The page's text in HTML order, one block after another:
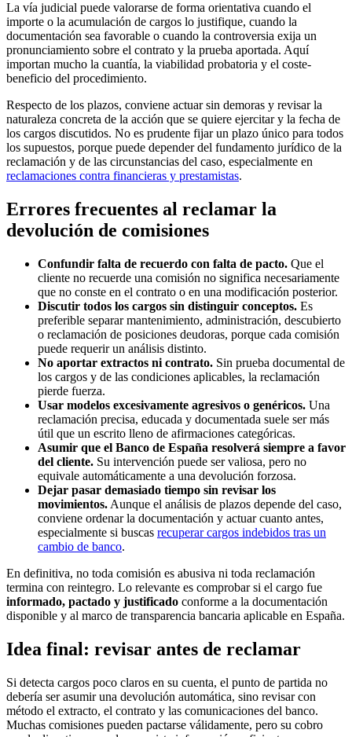
La vía judicial puede valorarse de forma orientativa cuando el
importe o la acumulación de cargos lo justifique, cuando la
documentación sea favorable o cuando la controversia exija un
pronunciamiento sobre el contrato y la prueba aportada. Aquí
importan mucho la cuantía, la viabilidad probatoria y el coste-
beneficio del procedimiento.
Respecto de los plazos, conviene actuar sin demoras y revisar la
naturaleza concreta de la acción que se quiere ejercitar y la fecha de
los cargos discutidos. No es prudente fijar un plazo único para todos
los supuestos, porque puede depender del fundamento jurídico de la
reclamación y de las circunstancias del caso, especialmente en
reclamaciones contra financieras y prestamistas.
Errores frecuentes al reclamar la
devolución de comisiones
Confundir falta de recuerdo con falta de pacto. Que el
cliente no recuerde una comisión no significa necesariamente
que no conste en el contrato o en una modificación posterior.
Discutir todos los cargos sin distinguir conceptos. Es
preferible separar mantenimiento, administración, descubierto
o reclamación de posiciones deudoras, porque cada comisión
puede requerir un análisis distinto.
No aportar extractos ni contrato. Sin prueba documental de
los cargos y de las condiciones aplicables, la reclamación
pierde fuerza.
Usar modelos excesivamente agresivos o genéricos. Una
reclamación precisa, educada y documentada suele ser más
útil que un escrito lleno de afirmaciones categóricas.
Asumir que el Banco de España resolverá siempre a favor
del cliente. Su intervención puede ser valiosa, pero no
equivale automáticamente a una devolución forzosa.
Dejar pasar demasiado tiempo sin revisar los
movimientos. Aunque el análisis de plazos depende del caso,
conviene ordenar la documentación y actuar cuanto antes,
especialmente si buscas recuperar cargos indebidos tras un
cambio de banco.
En definitiva, no toda comisión es abusiva ni toda reclamación
termina con reintegro. Lo relevante es comprobar si el cargo fue
informado, pactado y justificado conforme a la documentación
disponible y al marco de transparencia bancaria aplicable en España.
Idea final: revisar antes de reclamar
Si detecta cargos poco claros en su cuenta, el punto de partida no
debería ser asumir una devolución automática, sino revisar con
método el extracto, el contrato y las comunicaciones del banco.
Muchas comisiones pueden pactarse válidamente, pero su cobro